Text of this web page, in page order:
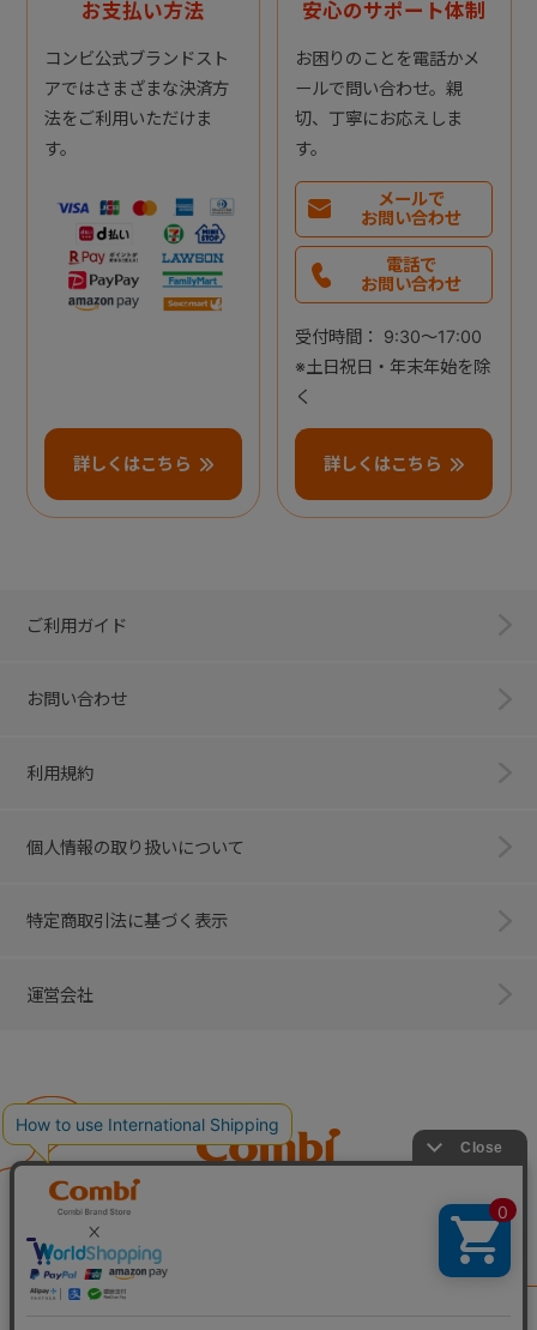
お支払い方法
コンビ公式ブランドスト
アではさまざまな決済方
法をご利用いただけま
す。
詳しくはこちら
安心のサポート体制
お困りのことを電話かメ
ールで問い合わせ。親
切、丁寧にお応えしま
す。
メールで
お問い合わせ
電話で
お問い合わせ
受付時間： 9:30～17:00
※土日祝日・年末年始を除
く
詳しくはこちら
ご利用ガイド
お問い合わせ
利用規約
個人情報の取り扱いについて
特定商取引法に基づく表示
運営会社